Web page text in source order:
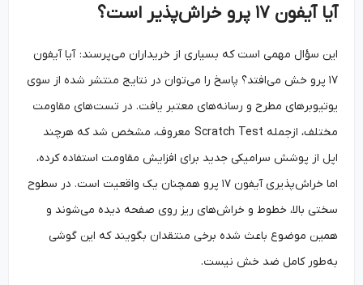
آیا آیفون۱۷پرو خراش‌پذیر است؟
این سؤال مهمی است که بسیاری از خریداران می‌پرسند: آیا آیفون
۱۷ پرو خش می‌افتد؟ پاسخ را می‌توان در نتایج منتشر شده از سوی
یوتیوبرهای مطرح و رسانه‌های معتبر یافت. در تست‌های مقاومت
مختلف، ازجمله Scratch Test معروف، مشخص شد که هرچند
اپل از پوشش سرامیکی جدید برای افزایش مقاومت استفاده کرده،
اما خراش‌پذیری آیفون ۱۷ پرو همچنان یک واقعیت است. در سطوح
سختی بالا، خطوط و خراش‌های ریز روی صفحه دیده می‌شوند و
همین موضوع باعث شده برخی منتقدان بگویند که این گوشی
به‌طور کامل ضد خش نیست.